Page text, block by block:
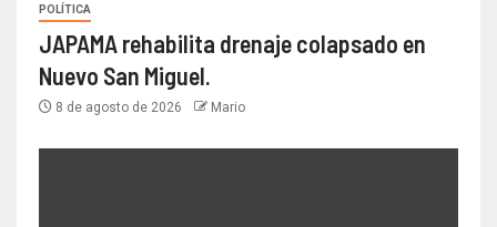
POLÍTICA
JAPAMA rehabilita drenaje colapsado en
Nuevo San Miguel.
8 de agosto de 2026 Mario